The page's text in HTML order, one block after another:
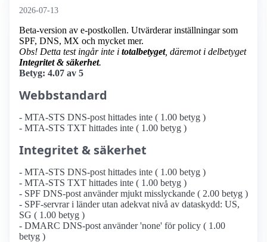
2026-07-13
Beta-version av e-postkollen. Utvärderar inställningar som
SPF, DNS, MX och mycket mer.
Obs! Detta test ingår inte i totalbetyget, däremot i delbetyget
Integritet & säkerhet.
Betyg: 4.07 av 5
Webbstandard
- MTA-STS DNS-post hittades inte ( 1.00 betyg )
- MTA-STS TXT hittades inte ( 1.00 betyg )
Integritet & säkerhet
- MTA-STS DNS-post hittades inte ( 1.00 betyg )
- MTA-STS TXT hittades inte ( 1.00 betyg )
- SPF DNS-post använder mjukt misslyckande ( 2.00 betyg )
- SPF-servrar i länder utan adekvat nivå av dataskydd: US,
SG ( 1.00 betyg )
- DMARC DNS-post använder 'none' för policy ( 1.00
betyg )